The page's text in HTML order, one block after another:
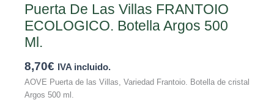
Puerta De Las Villas FRANTOIO
ECOLOGICO. Botella Argos 500
Ml.
8,70€ IVA incluido.
AOVE Puerta de las Villas, Variedad Frantoio. Botella de cristal
Argos 500 ml.